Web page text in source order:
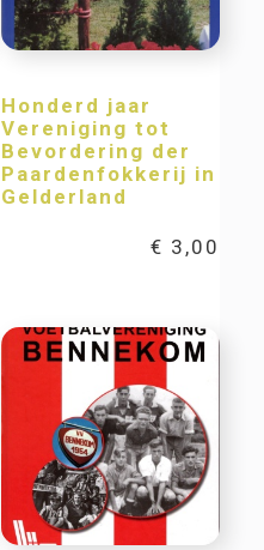
Honderd jaar
Vereniging tot
Bevordering der
Paardenfokkerij in
Gelderland
€ 3,00